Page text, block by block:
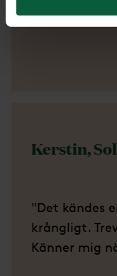
"Snabb
Kerstin,
"Det kändes
krångligt.
Känner mig